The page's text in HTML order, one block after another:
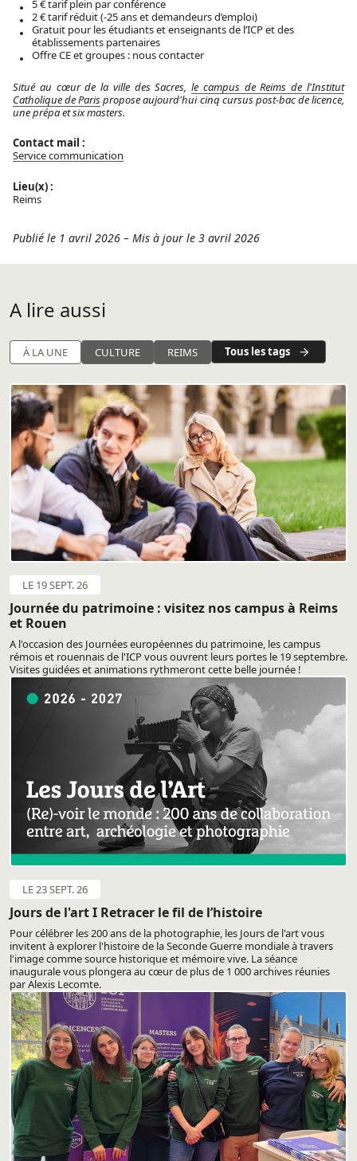
5 € tarif plein par conférence
2 € tarif réduit (-25 ans et demandeurs d’emploi)
Gratuit pour les étudiants et enseignants de l’ICP et des
établissements partenaires
Offre CE et groupes : nous contacter
Situé au cœur de la ville des Sacres,le campus de Reims de l'Institut
Catholique de Parispropose aujourd'hui cinq cursus post-bac de licence,
une prépa et six masters.
Contact mail :
Service communication
Lieu(x) :
Reims
Publié le 1 avril 2026 – Mis à jour le 3 avril 2026
A lire aussi
À LA UNE CULTURE REIMS Tous les tags
LE 19 SEPT. 26
Journée du patrimoine : visitez nos campus à Reims
et Rouen
A l'occasion des Journées européennes du patrimoine, les campus
rémois et rouennais de l'ICP vous ouvrent leurs portes le 19 septembre.
Visites guidées et animations rythmeront cette belle journée !
LE 23 SEPT. 26
Jours de l'art I Retracer le fil de l’histoire
Pour célébrer les 200 ans de la photographie, les Jours de l'art vous
invitent à explorer l'histoire de la Seconde Guerre mondiale à travers
l'image comme source historique et mémoire vive. La séance
inaugurale vous plongera au cœur de plus de 1 000 archives réunies
par Alexis Lecomte.